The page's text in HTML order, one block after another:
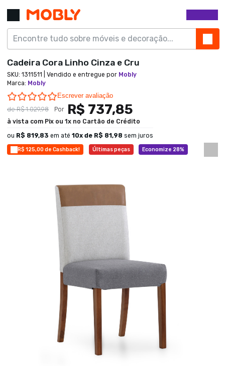
R$ 125,00 de Cashback! Últimas peças Economize 28%
Cadeira Cora Linho Cinza e Cru
SKU: 1311511 | Vendido e entregue por Mobly
Marca: Mobly
0.0 star rating
Escrever avaliação
deR$ 1.029,98 Por R$ 737,85
à vista com Pix ou 1x no Cartão de Crédito
ou R$ 819,83 em até 10x de R$ 81,98 sem juros